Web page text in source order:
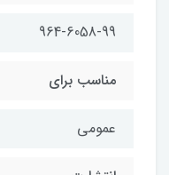
964-6058-99
مناسب براي
عمومي